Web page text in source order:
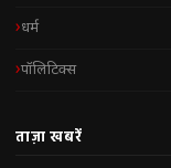
धर्म
पॉलिटिक्स
ताज़ा खबरें